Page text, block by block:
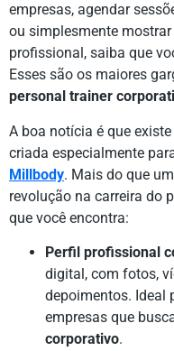
empresas, agendar
ou simplesmente
profissional, saiba que
Esses são os maiores
personal trainer
A boa notícia é que
criada especialmente
Millbody. Mais do que
revolução na carreira do
que você encontra:
Perfil profissional
digital, com fotos,
depoimentos. Ideal
empresas que
corporativo.